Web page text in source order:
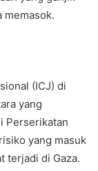
memasok.
(ICJ) di
yang
Perserikatan
yang masuk
terjadi di Gaza.